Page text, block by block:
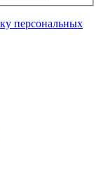
персональных